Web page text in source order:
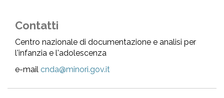
Contatti
Centro nazionale di documentazione e analisi per
l'infanzia e l'adolescenza
e-mail cnda@minori.gov.it